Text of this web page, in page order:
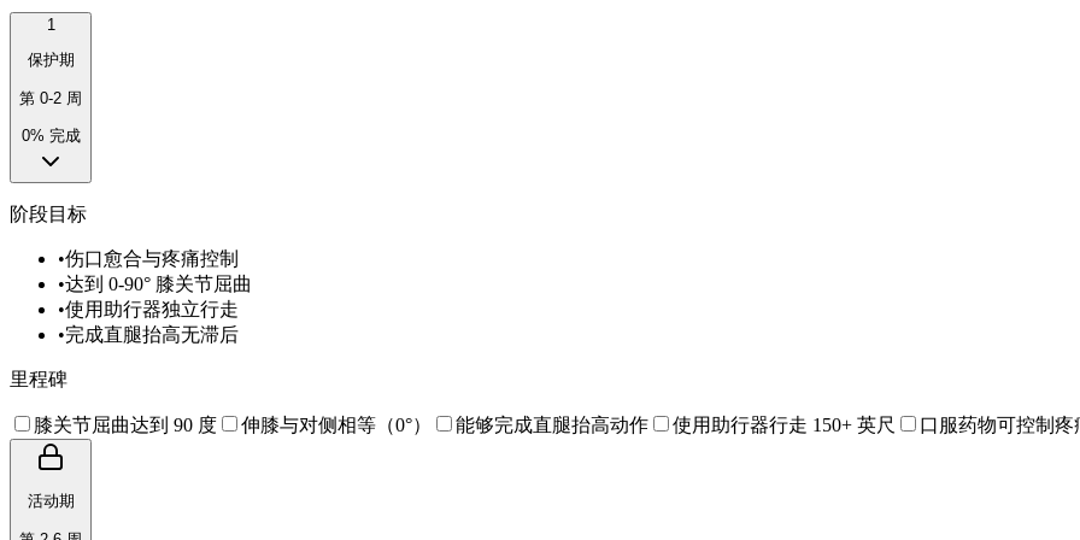
1
保护期
第 0-2 周
0% 完成
阶段目标
•伤口愈合与疼痛控制
•达到 0-90° 膝关节屈曲
•使用助行器独立行走
•完成直腿抬高无滞后
里程碑
膝关节屈曲达到 90 度 伸膝与对侧相等（0°） 能够完成直腿抬高动作 使用助行器行走 150+ 英尺 口服药物可控制疼
活动期